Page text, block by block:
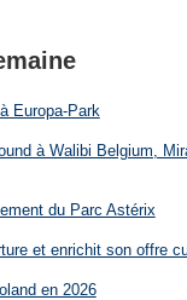
Europa-Park
à Walibi Belgium,
du Parc Astérix
et enrichit son offre
en 2026